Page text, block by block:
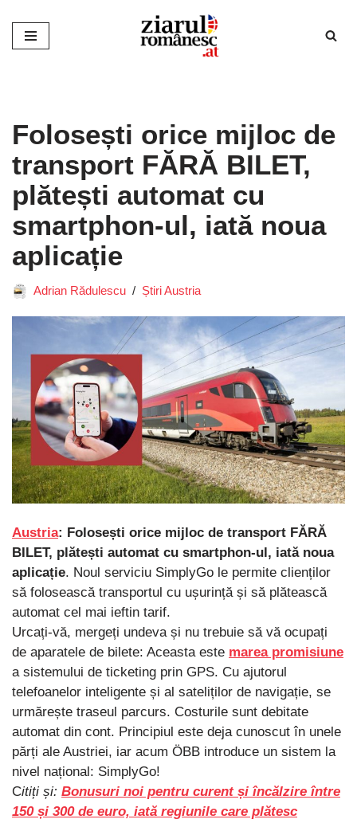
Sari
Folosești orice mijloc de
transport FĂRĂ BILET,
plătești automat cu
smartphon-ul, iată noua
aplicație
Adrian Rădulescu Știri Austria
Austria: Folosești orice mijloc de transport FĂRĂ
BILET, plătești automat cu smartphon-ul, iată noua
aplicație. Noul serviciu SimplyGo le permite clienților
să folosească transportul cu ușurință și să plătească
automat cel mai ieftin tarif.
Urcați-vă, mergeți undeva și nu trebuie să vă ocupați
de aparatele de bilete: Aceasta este marea promisiune
a sistemului de ticketing prin GPS. Cu ajutorul
telefoanelor inteligente și al sateliților de navigație, se
urmărește traseul parcurs. Costurile sunt debitate
automat din cont. Principiul este deja cunoscut în unele
părți ale Austriei, iar acum ÖBB introduce un sistem la
nivel național: SimplyGo!
Citiți și: Bonusuri noi pentru curent și încălzire între
150 și 300 de euro, iată regiunile care plătesc